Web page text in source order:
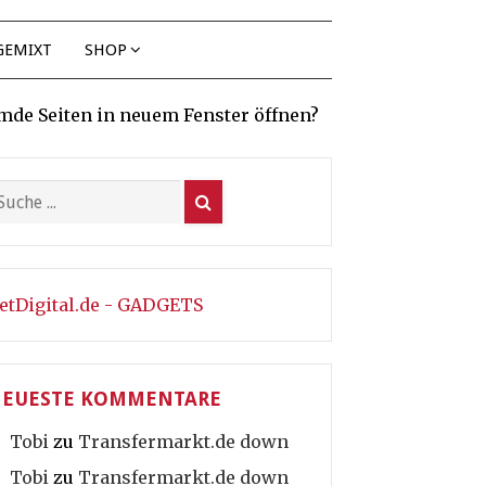
SHOP
Seiten in neuem Fenster öffnen?
- GADGETS
KOMMENTARE
Tobi zu Transfermarkt.de down
Tobi zu Transfermarkt.de down